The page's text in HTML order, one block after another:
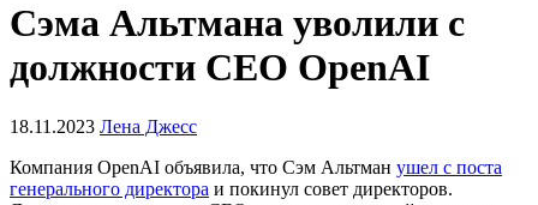
Сэма Альтмана уволили с
должности CEO OpenAI
18.11.2023 Лена Джесс
Компания OpenAI объявила, что Сэм Альтман ушел с поста
генерального директора и покинул совет директоров.